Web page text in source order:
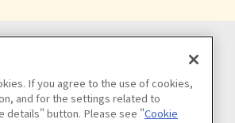
If you agree to the use of cookies,
and for the settings related to
details" button. Please see "Cookie